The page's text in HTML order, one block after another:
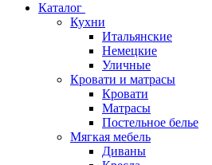
Каталог
Кухни
Итальянские
Немецкие
Уличные
Кровати и матрасы
Кровати
Матрасы
Постельное белье
Мягкая мебель
Диваны